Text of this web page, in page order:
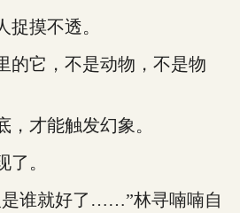
捉摸不透。
的它，不是动物，不是物
才能触发幻象。
。
是谁就好了……”林寻喃喃自